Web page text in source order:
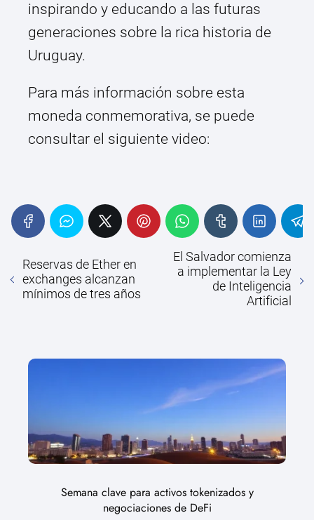
inspirando y educando a las futuras
generaciones sobre la rica historia de
Uruguay.
Para más información sobre esta
moneda conmemorativa, se puede
consultar el siguiente video:
Reservas de Ether en
exchanges alcanzan
mínimos de tres años
El Salvador comienza
a implementar la Ley
de Inteligencia
Artificial
Semana clave para activos tokenizados y
negociaciones de DeFi